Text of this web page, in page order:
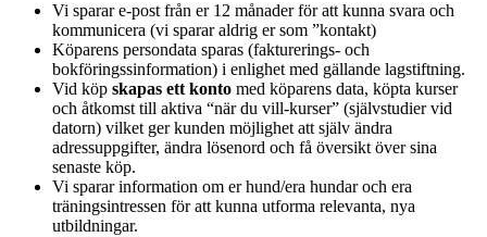
Vi sparar e-post från er 12 månader för att kunna svara och
kommunicera (vi sparar aldrig er som ”kontakt)
Köparens persondata sparas (fakturerings- och
bokföringssinformation) i enlighet med gällande lagstiftning.
Vid köp skapas ett konto med köparens data, köpta kurser
och åtkomst till aktiva “när du vill-kurser” (självstudier vid
datorn) vilket ger kunden möjlighet att själv ändra
adressuppgifter, ändra lösenord och få översikt över sina
senaste köp.
Vi sparar information om er hund/era hundar och era
träningsintressen för att kunna utforma relevanta, nya
utbildningar.